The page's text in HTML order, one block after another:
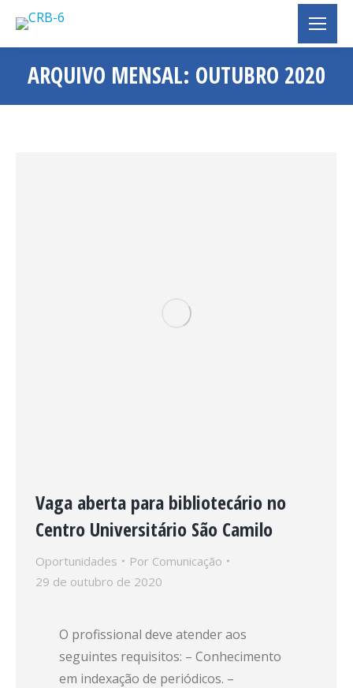
ARQUIVO MENSAL: OUTUBRO 2020
Você está aqui:
Vaga aberta para bibliotecário no
Centro Universitário São Camilo
Oportunidades Por Comunicação
29 de outubro de 2020
O profissional deve atender aos
seguintes requisitos: – Conhecimento
em indexação de periódicos. –